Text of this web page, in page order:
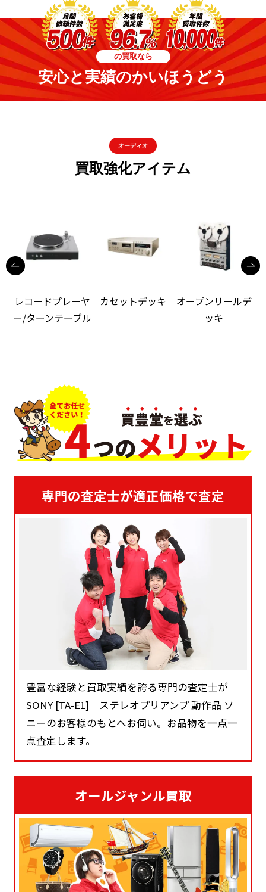
の買取なら
安心と実績のかいほうどう
オーディオ
買取強化アイテム
レコードプレーヤ
ー/ターンテーブル
カセットデッキ
オープンリールデ
ッキ
専門の査定士が適正価格で査定
豊富な経験と買取実績を誇る専門の査定士が
SONY [TA-E1] ステレオプリアンプ 動作品 ソ
ニーのお客様のもとへお伺い。お品物を一点一
点査定します。
オールジャンル買取